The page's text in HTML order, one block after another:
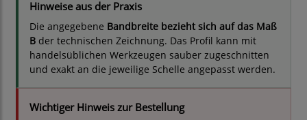
Hinweise aus der Praxis
Die angegebene Bandbreite bezieht sich auf das Maß
B der technischen Zeichnung. Das Profil kann mit
handelsüblichen Werkzeugen sauber zugeschnitten
und exakt an die jeweilige Schelle angepasst werden.
Wichtiger Hinweis zur Bestellung